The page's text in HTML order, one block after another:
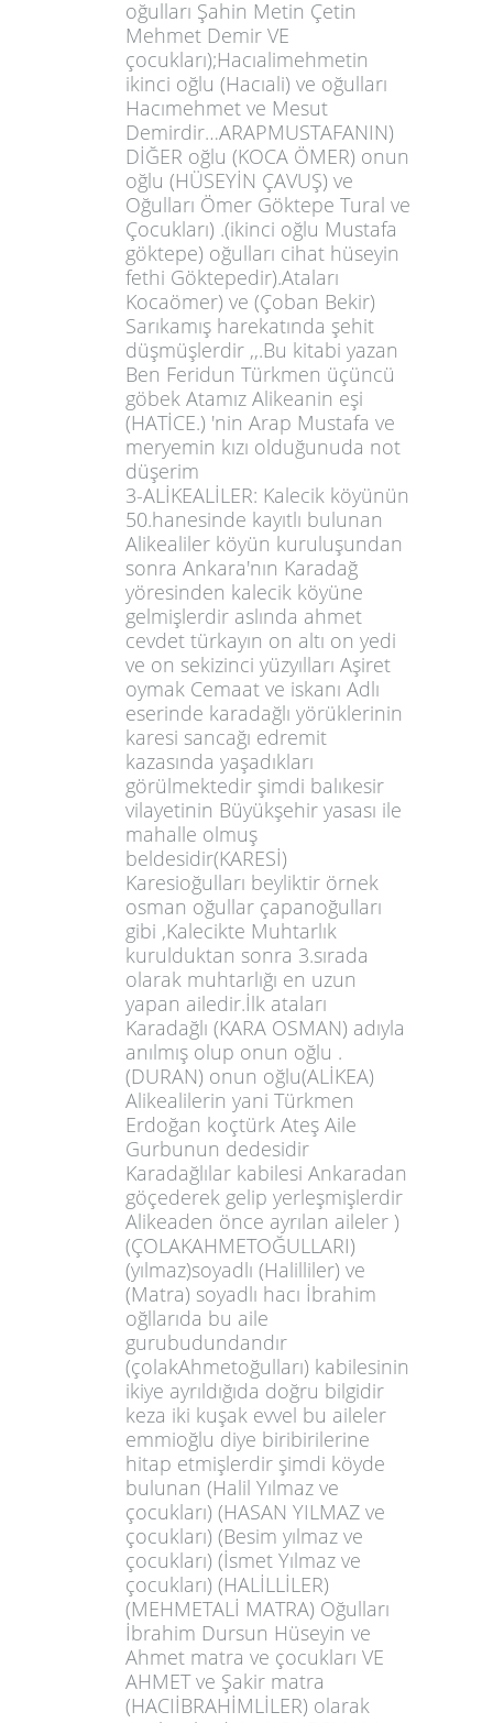
oğulları Şahin Metin Çetin
Mehmet Demir VE
çocukları);Hacıalimehmetin
ikinci oğlu (Hacıali) ve oğulları
Hacımehmet ve Mesut
Demirdir…ARAPMUSTAFANIN)
DİĞER oğlu (KOCA ÖMER) onun
oğlu (HÜSEYİN ÇAVUŞ) ve
Oğulları Ömer Göktepe Tural ve
Çocukları) .(ikinci oğlu Mustafa
göktepe) oğulları cihat hüseyin
fethi Göktepedir).Ataları
Kocaömer) ve (Çoban Bekir)
Sarıkamış harekatında şehit
düşmüşlerdir ,,.Bu kitabi yazan
Ben Feridun Türkmen üçüncü
göbek Atamız Alikeanin eşi
(HATİCE.) 'nin Arap Mustafa ve
meryemin kızı olduğunuda not
düşerim
3-ALİKEALİLER: Kalecik köyünün
50.hanesinde kayıtlı bulunan
Alikealiler köyün kuruluşundan
sonra Ankara'nın Karadağ
yöresinden kalecik köyüne
gelmişlerdir aslında ahmet
cevdet türkayın on altı on yedi
ve on sekizinci yüzyılları Aşiret
oymak Cemaat ve iskanı Adlı
eserinde karadağlı yörüklerinin
karesi sancağı edremit
kazasında yaşadıkları
görülmektedir şimdi balıkesir
vilayetinin Büyükşehir yasası ile
mahalle olmuş
beldesidir(KARESİ)
Karesioğulları beyliktir örnek
osman oğullar çapanoğulları
gibi ,Kalecikte Muhtarlık
kurulduktan sonra 3.sırada
olarak muhtarlığı en uzun
yapan ailedir.İlk ataları
Karadağlı (KARA OSMAN) adıyla
anılmış olup onun oğlu .
(DURAN) onun oğlu(ALİKEA)
Alikealilerin yani Türkmen
Erdoğan koçtürk Ateş Aile
Gurbunun dedesidir
Karadağlılar kabilesi Ankaradan
göçederek gelip yerleşmişlerdir
Alikeaden önce ayrılan aileler )
(ÇOLAKAHMETOĞULLARI)
(yılmaz)soyadlı (Halilliler) ve
(Matra) soyadlı hacı İbrahim
oğllarıda bu aile
gurubudundandır
(çolakAhmetoğulları) kabilesinin
ikiye ayrıldığıda doğru bilgidir
keza iki kuşak evvel bu aileler
emmioğlu diye biribirilerine
hitap etmişlerdir şimdi köyde
bulunan (Halil Yılmaz ve
çocukları) (HASAN YILMAZ ve
çocukları) (Besim yılmaz ve
çocukları) (İsmet Yılmaz ve
çocukları) (HALİLLİLER)
(MEHMETALİ MATRA) Oğulları
İbrahim Dursun Hüseyin ve
Ahmet matra ve çocukları VE
AHMET ve Şakir matra
(HACIİBRAHİMLİLER) olarak